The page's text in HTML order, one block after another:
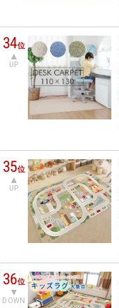
34位
UP
35位
UP
36位
DOWN